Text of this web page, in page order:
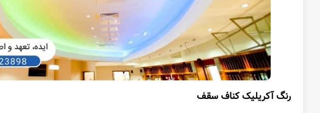
رنگ آکریلیک کناف سقف